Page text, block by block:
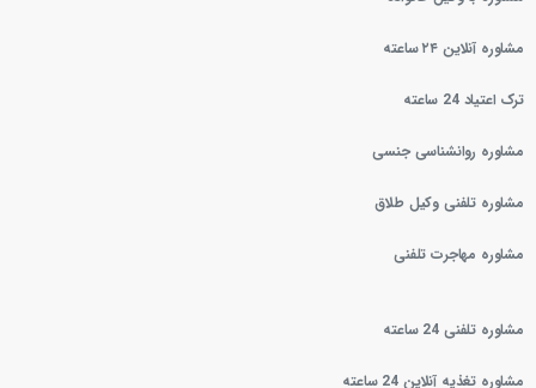
مشاوره آنلاین ۲۴ ساعته
ترک اعتیاد 24 ساعته
مشاوره روانشناسی جنسی
مشاوره تلفنی وکیل طلاق
مشاوره مهاجرت تلفنی
مشاوره تلفنی 24 ساعته
مشاوره تغذیه آنلاین 24 ساعته